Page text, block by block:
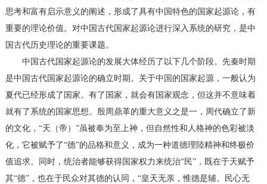
思考和富有启示意义的阐述，形成了具有中国特色的国家起源论，有
重要的理论价值。对中国古代国家起源论进行深入系统的研究，是中
国古代历史理论的重要课题。
中国古代国家起源论的发展大体经历了以下几个阶段。先秦时期
是中国古代国家起源论的确立时期。关于中国的国家起源，一般认为
夏代已经形成了国家。有了国家，就会有国家观念，但这并不意味着
就有了系统的国家思想。殷周鼎革的重大意义之是一，周代确立了新
的文化，“天（帝）”虽被奉为至上神，但自然性和人格神的色彩被淡
化，它被赋予了“德”的品格和意义，成为一种道德理陸精神和终极价
值追求。同时，统治者能够获得国家权力来统治“民”，既在于天赋予
其“德”，也在于民众对其德的认同，“皇天无亲，惟德是辅。民心无